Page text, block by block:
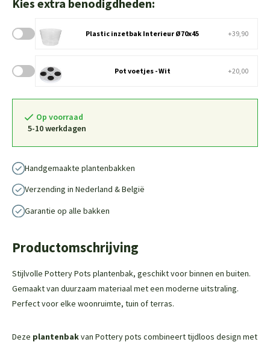
Kies extra benodigdheden:
Plastic inzetbak Interieur Ø70x45 +39,90
Pot voetjes - Wit +20,00
Op voorraad
5-10 werkdagen
Handgemaakte plantenbakken
Verzending in Nederland & België
Garantie op alle bakken
Productomschrijving
Stijlvolle Pottery Pots plantenbak, geschikt voor binnen en buiten.
Gemaakt van duurzaam materiaal met een moderne uitstraling.
Perfect voor elke woonruimte, tuin of terras.
Deze plantenbakvan Pottery pots combineert tijdloos design met